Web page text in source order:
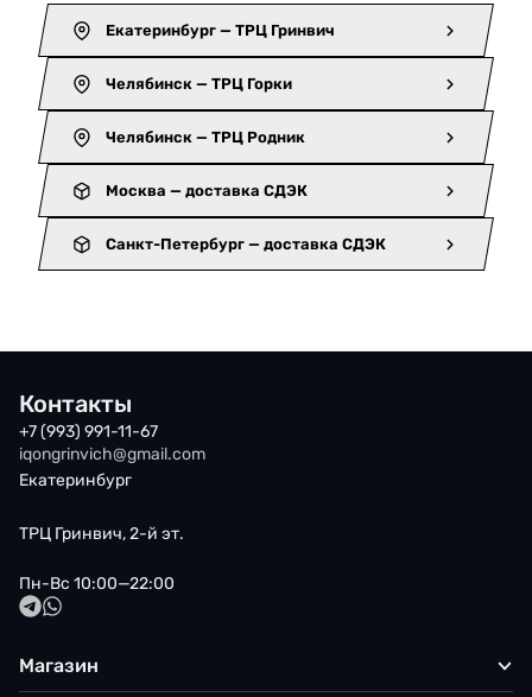
Екатеринбург — ТРЦ Гринвич
Челябинск — ТРЦ Горки
Челябинск — ТРЦ Родник
Москва — доставка СДЭК
Санкт-Петербург — доставка СДЭК
Контакты
+7 (993) 991-11-67
iqongrinvich@gmail.com
Екатеринбург
ТРЦ Гринвич, 2-й эт.
Пн-Вс 10:00—22:00
Магазин